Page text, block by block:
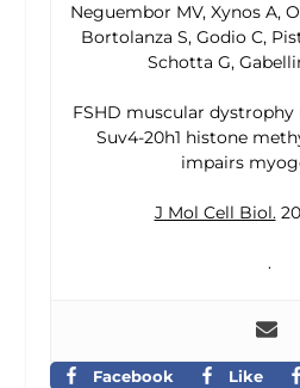
Neguembor MV, Xynos A,
Bortolanza S, Godio C,
Schotta G,
FSHD muscular dystrophy
Suv4-20h1 histone
impairs
J Mol Cell Biol.
.
Facebook Like